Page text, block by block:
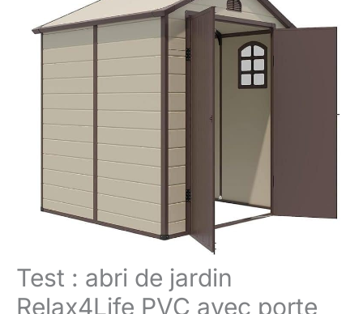
Test : abri de jardin
Relax4Life PVC avec porte